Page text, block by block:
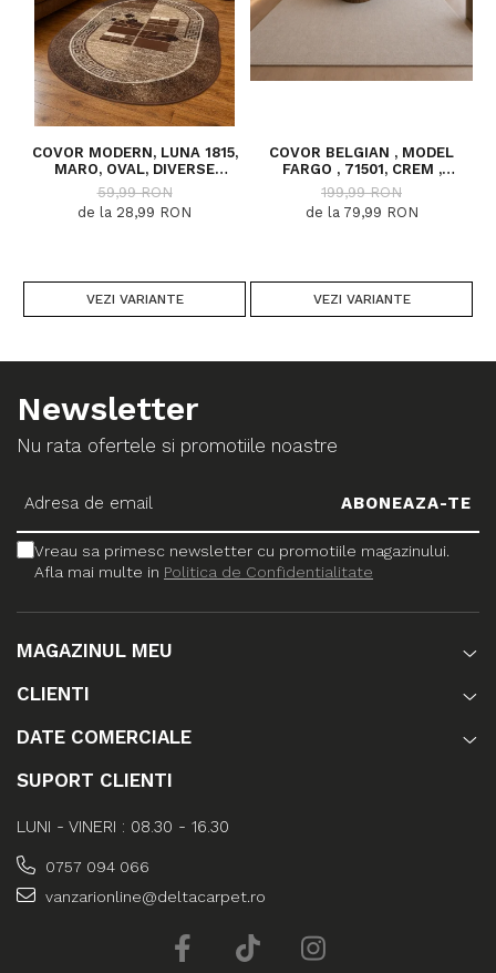
COVOR MODERN, LUNA 1815,
MARO, OVAL, DIVERSE
DIMENSIUNI, 1300 GR/MP
59,99 RON
de la 28,99 RON
VEZI VARIANTE
COVOR BELGIAN , MODEL
FARGO , 71501, CREM ,
DIVERSE DIMENSIUNI
199,99 RON
de la 79,99 RON
VEZI VARIANTE
Newsletter
Nu rata ofertele si promotiile noastre
Vreau sa primesc newsletter cu promotiile magazinului.
Afla mai multe in Politica de Confidentialitate
MAGAZINUL MEU
CLIENTI
DATE COMERCIALE
SUPORT CLIENTI
LUNI - VINERI : 08.30 - 16.30
0757 094 066
vanzarionline@deltacarpet.ro